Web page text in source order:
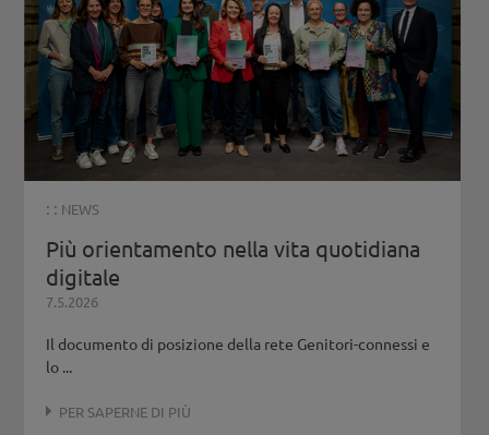
: : NEWS
Più orientamento nella vita quotidiana
digitale
7.5.2026
Il documento di posizione della rete Genitori-connessi e
lo ...
PER SAPERNE DI PIÙ